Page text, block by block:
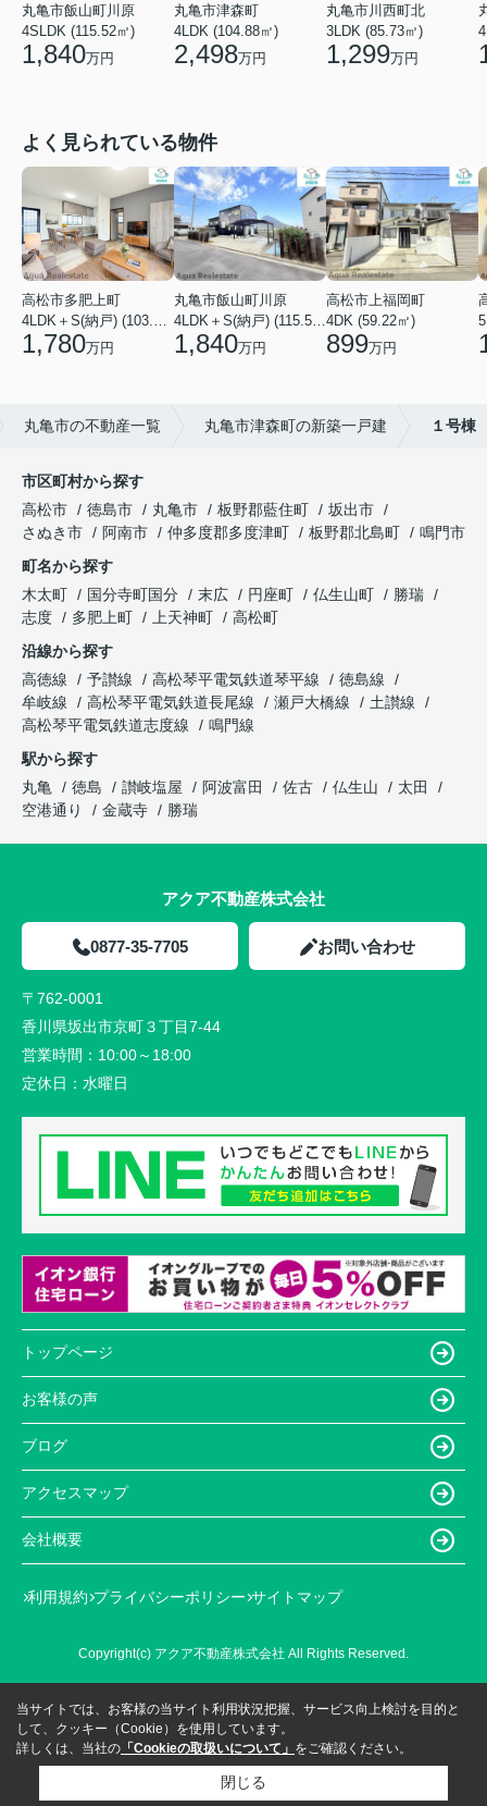
丸亀市飯山町川原
4SLDK (115.52㎡)
1,840万円
丸亀市津森町
4LDK (104.88㎡)
2,498万円
丸亀市川西町北
3LDK (85.73㎡)
1,299万円
よく見られている物件
高松市多肥上町
4LDK＋S(納戸) (103.51㎡)
1,780万円
丸亀市飯山町川原
4LDK＋S(納戸) (115.52㎡)
1,840万円
高松市上福岡町
4DK (59.22㎡)
899万円
丸亀市の不動産一覧 丸亀市津森町の新築一戸建 １号棟
市区町村から探す
高松市
徳島市 丸亀市 板野郡藍住町
坂出市
さぬき市
阿南市 仲多度郡多度津町 板野郡北島町
鳴門市
町名から探す
木太町
国分寺町国分 末広 円座町 仏生山町
勝瑞
志度
多肥上町 上天神町
高松町
沿線から探す
高徳線
予讃線 高松琴平電気鉄道琴平線
徳島線
牟岐線
高松琴平電気鉄道長尾線 瀬戸大橋線
土讃線
高松琴平電気鉄道志度線
鳴門線
駅から探す
丸亀
徳島 讃岐塩屋 阿波富田 佐古 仏生山
太田
空港通り
金蔵寺 勝瑞
アクア不動産株式会社
0877-35-7705 お問い合わせ
〒762-0001
香川県坂出市京町３丁目7-44
営業時間： 10:00～18:00
定休日： 水曜日
トップページ
お客様の声
ブログ
アクセスマップ
会社概要
利用規約 プライバシーポリシー サイトマップ
Copyright(c) アクア不動産株式会社 All Rights Reserved.
当サイトでは、お客様の当サイト利用状況把握、サービス向上検討を目的と
して、クッキー（Cookie）を使用しています。
詳しくは、当社の 「Cookieの取扱いについて」 をご確認ください。
閉じる